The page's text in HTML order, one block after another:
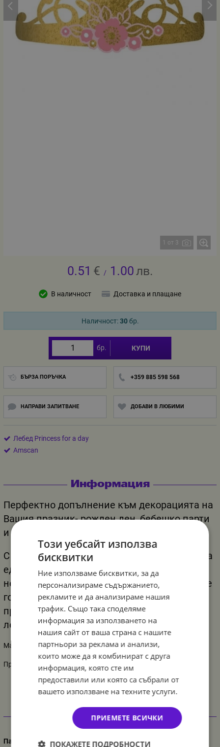
1 от 3
0.51 € / 1.00лв.
В наличност Доставка и плащане
Наличност:30бр.
бр. КУПИ
БЪРЗА ПОРЪЧКА +359 885 598 568
НАПРАВИ ЗАПИТВАНЕ ДОБАВИ В ЛЮБИМИ
Лебед Princess for a day
Amscan
Информация
Перфектно допълнение към декорацията на
Вашия празник- рожден ден, бебешко парти
и други.
С новата серия парти артикули "Принцеса за
един ден" можете да сбъднете мечтите си в
нежно розово и лъскаво злато. Изненадайте
гостите си на кралското парти с нашите
предложения в нежно розово и красив
лебед.
Материал: картон
Производител: Amscan
Характеристики
Парти украса
Този уебсайт използва
бисквитки
Ние използваме бисквитки, за да
персонализираме съдържанието,
рекламите и да анализираме нашия
трафик. Също така споделяме
информация за използването на
нашия сайт от ваша страна с нашите
партньори за реклама и анализи,
които може да я комбинират с друга
информация, която сте им
предоставили или която са събрали от
вашето използване на техните услуги.
ПРИЕМЕТЕ ВСИЧКИ
ПОКАЖЕТЕ ПОДРОБНОСТИ